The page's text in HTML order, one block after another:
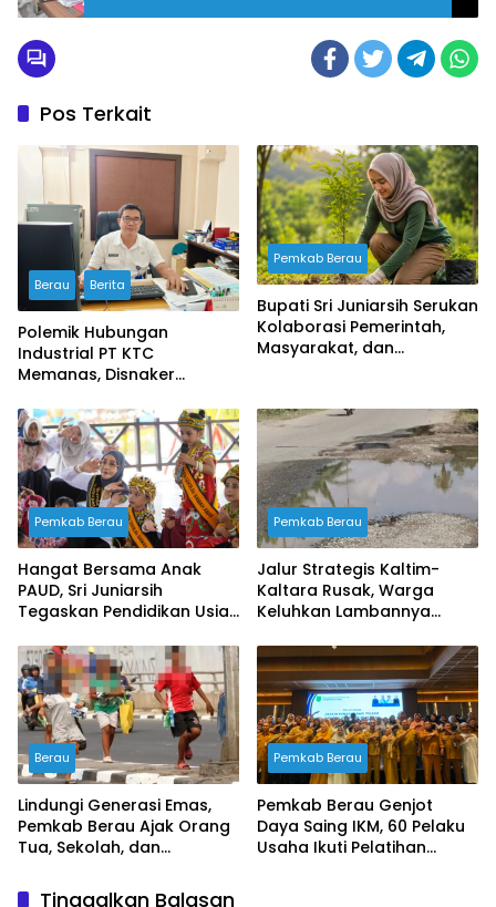
Pos Terkait
Berau Berita
Polemik Hubungan
Industrial PT KTC
Memanas, Disnaker
Serikat Buruh Soroti
Prosedur PHK
Pemkab Berau
Bupati Sri Juniarsih Serukan
Kolaborasi Pemerintah,
Masyarakat, dan
Pemkab Berau
Hangat Bersama Anak
PAUD, Sri Juniarsih
Tegaskan Pendidikan Usia
Berau
Pemkab Berau
Jalur Strategis Kaltim-
Kaltara Rusak, Warga
Keluhkan Lambannya
Berau
Lindungi Generasi Emas,
Pemkab Berau Ajak Orang
Tua, Sekolah, dan
Ruang Aman bagi Anak
Pemkab Berau
Pemkab Berau Genjot
Daya Saing IKM, 60 Pelaku
Usaha Ikuti Pelatihan
Tinggalkan Balasan